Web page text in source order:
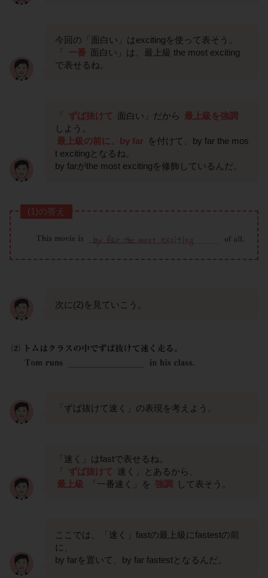
今回の「面白い」はexcitingを使って表そう。
「
一番 面白い」は、最上級 the most exciting
で表せるね。
「 ずば抜けて 面白い」だから 最上級を強調
しよう。
最上級の前に、by far を付けて、by far the mos
t excitingとなるね。
by farがthe most excitingを修飾しているんだ。
(1)の答え
次に(2)を見ていこう。
「ずば抜けて速く」の表現を考えよう。
「速く」はfastで表せるね。
ずば抜けて 速く」とあるから、
最上級
「一番速く」を 強調 して表そう。
ここでは、「速く」fastの最上級にfastestの前
に、
by farを置いて、by far fastestとなるんだ。